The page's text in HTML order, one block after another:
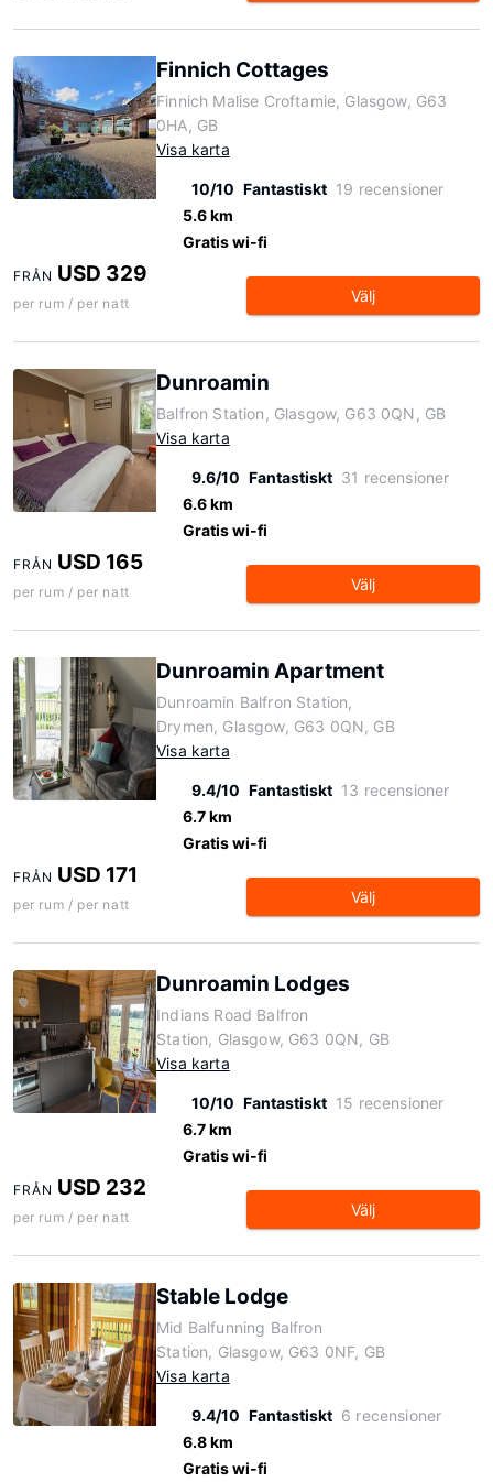
Finnich Cottages
Finnich Malise Croftamie, Glasgow, G63
0HA, GB
Visa karta
10/10 Fantastiskt 19 recensioner
5.6 km
Gratis wi-fi
FRÅN USD 329
per rum / per natt Välj
Dunroamin
Balfron Station, Glasgow, G63 0QN, GB
Visa karta
9.6/10 Fantastiskt 31 recensioner
6.6 km
Gratis wi-fi
FRÅN USD 165
per rum / per natt Välj
Dunroamin Apartment
Dunroamin Balfron Station,
Drymen, Glasgow, G63 0QN, GB
Visa karta
9.4/10 Fantastiskt 13 recensioner
6.7 km
Gratis wi-fi
FRÅN USD 171
per rum / per natt Välj
Dunroamin Lodges
Indians Road Balfron
Station, Glasgow, G63 0QN, GB
Visa karta
10/10 Fantastiskt 15 recensioner
6.7 km
Gratis wi-fi
FRÅN USD 232
per rum / per natt Välj
Stable Lodge
Mid Balfunning Balfron
Station, Glasgow, G63 0NF, GB
Visa karta
9.4/10 Fantastiskt 6 recensioner
6.8 km
Gratis wi-fi